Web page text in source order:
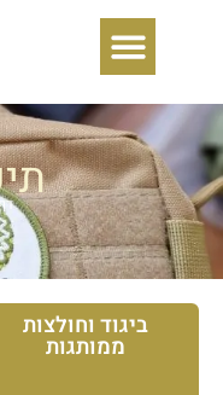
ביגוד וחולצות
ממותגות